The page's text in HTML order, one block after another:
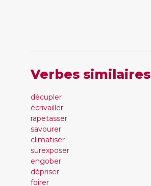
Verbes similaires
décupler
écrivailler
rapetasser
savourer
climatiser
surexposer
engober
dépriser
foirer